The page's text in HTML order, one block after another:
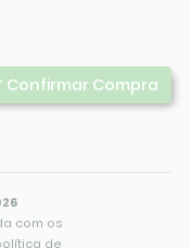
Confirmar Compra
com os
de